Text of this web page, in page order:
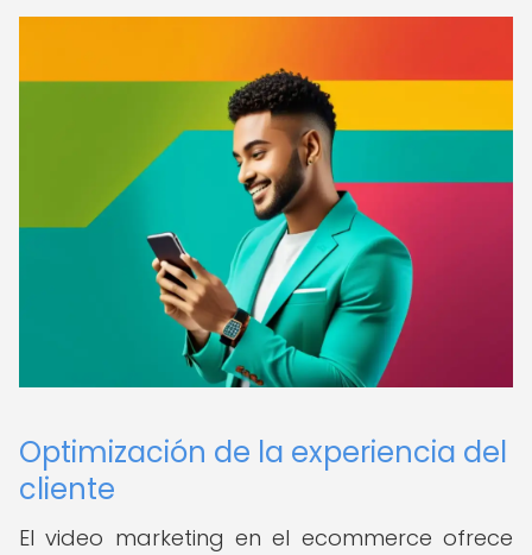
Optimización de la experiencia del
cliente
El video marketing en el ecommerce ofrece